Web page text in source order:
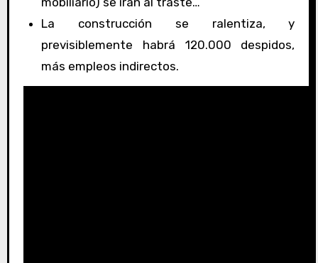
La construcción se ralentiza, y
previsiblemente habrá 120.000 despidos,
más empleos indirectos.